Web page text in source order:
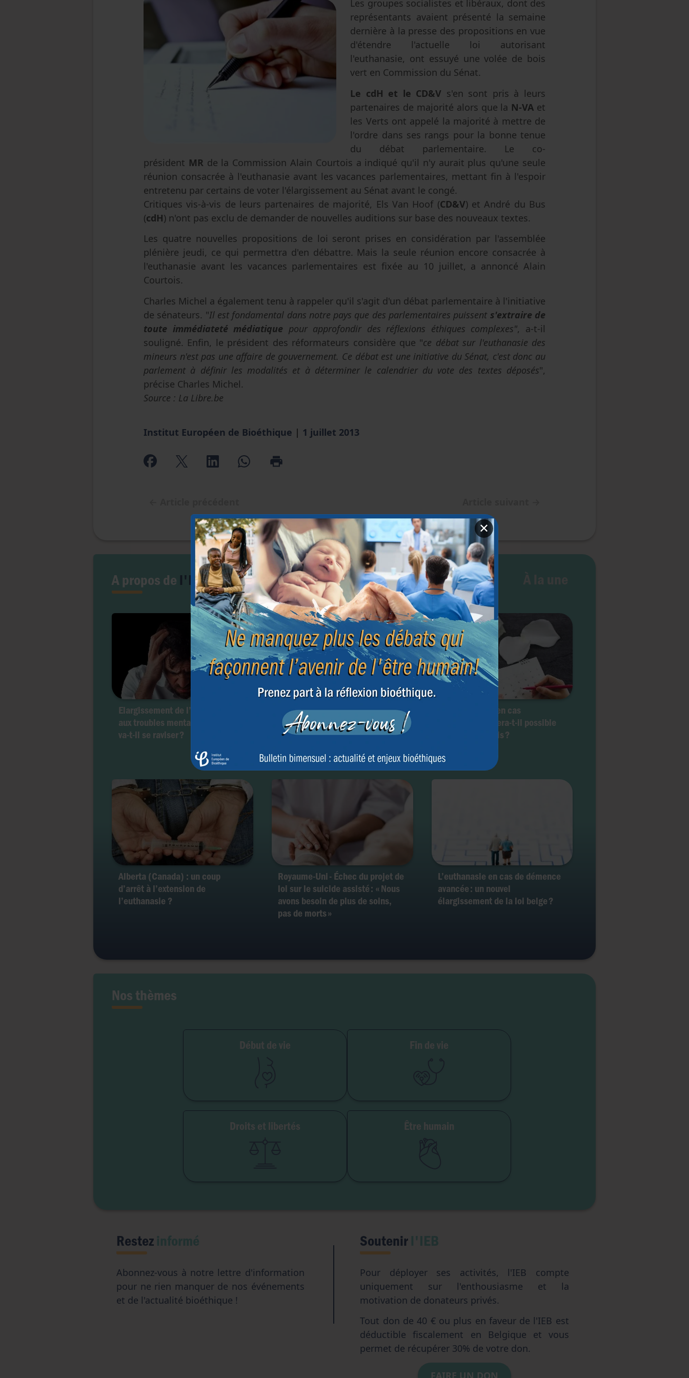
Avortement
Filiation & accès aux origines
Genre & sexualité
Transhumanisme
Intelligence artificielle
Les groupes socialistes et libéraux, dont des
représentants avaient présenté la semaine
dernière à la presse des propositions en vue
d'étendre l'actuelle loi autorisant
l'euthanasie, ont essuyé une volée de bois
vert en Commission du Sénat.
Le cdH et le CD&V s'en sont pris à leurs
partenaires de majorité alors que la N-VA et
les Verts ont appelé la majorité à mettre de
l'ordre dans ses rangs pour la bonne tenue
du débat parlementaire. Le co-
président MR de la Commission Alain Courtois a indiqué qu'il n'y aurait plus qu'une seule
réunion consacrée à l'euthanasie avant les vacances parlementaires, mettant fin à l'espoir
entretenu par certains de voter l'élargissement au Sénat avant le congé.
Critiques vis-à-vis de leurs partenaires de majorité, Els Van Hoof (CD&V) et André du Bus
(cdH) n'ont pas exclu de demander de nouvelles auditions sur base des nouveaux textes.
Les quatre nouvelles propositions de loi seront prises en considération par l'assemblée
plénière jeudi, ce qui permettra d'en débattre. Mais la seule réunion encore consacrée à
l'euthanasie avant les vacances parlementaires est fixée au 10 juillet, a annoncé Alain
Courtois.
Charles Michel a également tenu à rappeler qu'il s'agit d'un débat parlementaire à l'initiative
de sénateurs. "Il est fondamental dans notre pays que des parlementaires puissent s'extraire de
toute immédiateté médiatique pour approfondir des réflexions éthiques complexes", a-t-il
souligné. Enfin, le président des réformateurs considère que "ce débat sur l'euthanasie des
mineurs n'est pas une affaire de gouvernement. Ce débat est une initiative du Sénat, c'est donc au
parlement à définir les modalités et à déterminer le calendrier du vote des textes déposés",
précise Charles Michel.
Source : La Libre.be
Institut Européen de Bioéthique | 1 juillet 2013
✕
A propos de l'Euthanasie Fin de vie
Elargissement de l’euthanasie
aux troubles mentaux : le Canada
va-t-il se raviser ?
France : le gouvernement va-t-il
forcer l’adoption de la loi sur
l’euthanasie ?
Congé de deuil en cas
d’euthanasie : sera-t-il possible
de changer d’avis ?
Alberta (Canada) : un coup
d’arrêt à l’extension de
l’euthanasie ?
Royaume-Uni - Échec du projet de
loi sur le suicide assisté : « Nous
avons besoin de plus de soins,
pas de morts »
L’euthanasie en cas de démence
avancée : un nouvel
élargissement de la loi belge ?
Nos thèmes
Début de vie
Fertilité et grossesse
PMA
Fin de vie
Soins palliatifs
Droits et libertés
Liberté de conscience
Être humain
Maladie & handicap
Genre & sexualité
Restezinformé
Abonnez-vous à notre lettre d'information
pour ne rien manquer de nos événements
et de l'actualité bioéthique !
Soutenirl'IEB
Pour déployer ses activités, l'IEB compte
uniquement sur l'enthousiasme et la
motivation de donateurs privés.
Tout don de 40 € ou plus en faveur de l'IEB est
déductible fiscalement en Belgique et vous
permet de récupérer 30% de votre don.
FAIRE UN DON